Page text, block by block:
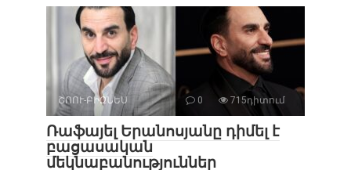
ՇՈՈՒ-ԲԻԶՆԵՍ 0 715դիտում
Ռաֆայել Երանոսյանը դիմել է
բացասական
մեկնաբանություններ